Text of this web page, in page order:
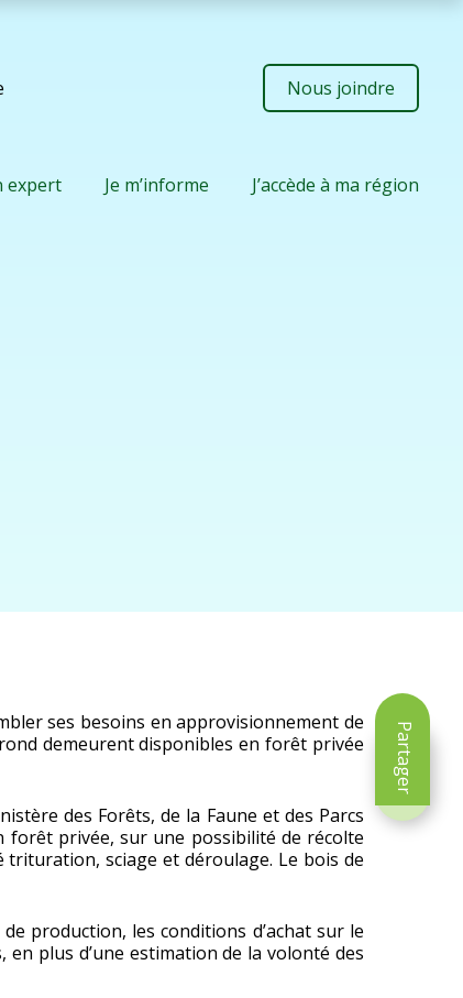
Nous joindre
expert Je m’informe J’accède à ma région
ses besoins en approvisionnement de
demeurent disponibles en forêt privée
des Forêts, de la Faune et des Parcs
forêt privée, sur une possibilité de récolte
sciage et déroulage. Le bois de
production, les conditions d’achat sur le
plus d’une estimation de la volonté des
Partager